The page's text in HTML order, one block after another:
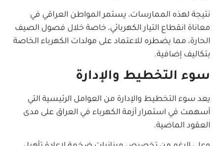
نتيجة لهذه الممارسات، يستمر المواطن العراقي في
معاناة انقطاع التيار الكهربائي، خاصة خلال فصول الصيف
الحارة، مما يضطره للاعتماد على مولدات الكهرباء الخاصة
بتكاليف إضافية.
سوء التخطيط والإدارة
يعد سوء التخطيط والإدارة من العوامل الرئيسية التي
أسهمت في استمرار أزمة الكهرباء في العراق على مدى
العقود الماضية.